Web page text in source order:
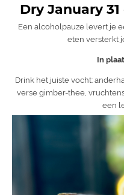
Dry January
Een alcoholpauze levert je
eten versterkt
In
Drink het juiste vocht:
verse gimber-thee,
een